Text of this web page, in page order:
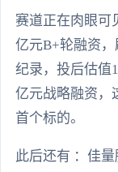
赛道正在肉眼可
亿元B+轮融资
纪录，投后估值
亿元战略融资，
首个标的。
此后还有 ：佳